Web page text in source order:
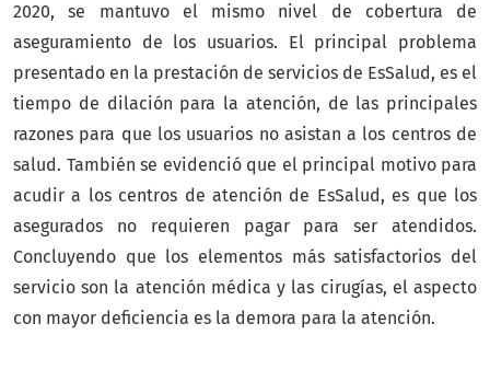
2020, se mantuvo el mismo nivel de cobertura de
aseguramiento de los usuarios. El principal problema
presentado en la prestación de servicios de EsSalud, es el
tiempo de dilación para la atención, de las principales
razones para que los usuarios no asistan a los centros de
salud. También se evidenció que el principal motivo para
acudir a los centros de atención de EsSalud, es que los
asegurados no requieren pagar para ser atendidos.
Concluyendo que los elementos más satisfactorios del
servicio son la atención médica y las cirugías, el aspecto
con mayor deficiencia es la demora para la atención.